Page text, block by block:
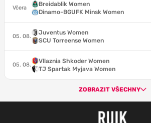
Včera
Breidablik Women
Dinamo-BGUFK Minsk Women
05. 08.
Juventus Women
SCU Torreense Women
05. 08.
Vllaznia Shkoder Women
TJ Spartak Myjava Women
ZOBRAZIT VŠECHNY